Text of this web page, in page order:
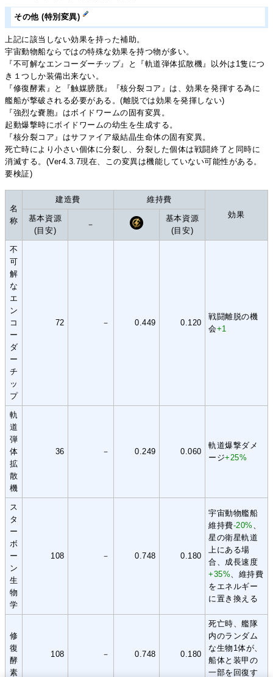
その他 (特別変異)
上記に該当しない効果を持った補助。
宇宙動物船ならではの特殊な効果を持つ物が多い。
『不可解なエンコーダーチップ』と『軌道弾体拡散機』以外は1隻につ
き１つしか装備出来ない。
『修復酵素』と『触媒膀胱』『核分裂コア』は、効果を発揮する為に
艦船が撃破される必要がある。(離脱では効果を発揮しない)
『強烈な嚢胞』はボイドワームの固有変異。
起動爆撃時にボイドワームの幼生を生成する。
『核分裂コア』はサファイア級結晶生命体の固有変異。
死亡時により小さい個体に分裂し、分裂した個体は戦闘終了と同時に
消滅する。(Ver4.3.7現在、この変異は機能していない可能性がある。
要検証)
名
称
建造費
維持費
効果
基本資源
(目安)
－
基本資源
(目安)
不
可
解
な
エ
ン
コ
ー
ダ
ー
チ
ッ
プ
72 － 0.449 0.120
戦闘離脱の機
会+1
軌
道
弾
体
拡
散
機
36 － 0.249 0.060
軌道爆撃ダメ
ージ+25%
ス
タ
ー
ボ
ー
ン
生
物
学
108 － 0.748 0.180
宇宙動物艦船
維持費-20%
星の衛星軌道
上にある場
合、成長速度
+35% 、維持費
をエネルギー
に置き換える
修
復
酵
素
108 － 0.748 0.180
死亡時、艦隊
内のランダム
な生物1体が、
船体と装甲の
一部を回復す